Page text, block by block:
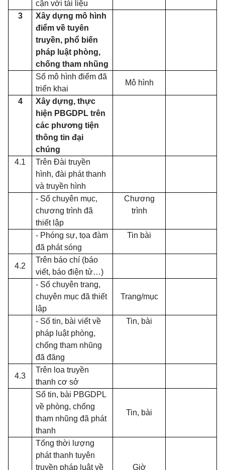
cận với tài liệu
3
Xây dựng mô hình
điểm về tuyên
truyền, phổ biến
pháp luật phòng,
chống tham nhũng
Số mô hình điểm đã
triển khai
Mô hình
4
Xây dựng, thực
hiện PBGDPL trên
các phương tiện
thông tin đại
chúng
4.1
Trên Đài truyền
hình, đài phát thanh
và truyền hình
- Số chuyên mục,
chương trình đã
thiết lập
Chương
trình
- Phóng sự, tọa đàm
đã phát sóng
Tin bài
4.2
Trên báo chí (báo
viết, báo điện tử…)
- Số chuyên trang,
chuyên mục đã thiết
lập
Trang/mục
- Số tin, bài viết về
pháp luật phòng,
chống tham nhũng
đã đăng
Tin, bài
4.3
Trên loa truyền
thanh cơ sở
Số tin, bài PBGDPL
về phòng, chống
tham nhũng đã phát
thanh
Tin, bài
Tổng thời lượng
phát thanh tuyên
truyền pháp luật về
Giờ